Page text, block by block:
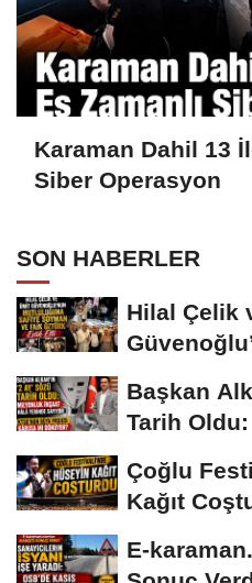
Karaman Dahil 13
Siber Operasyon
SON HABERLER
Hilal Çelik
Başkan
Tarih
Çoğlu
Kağıt
E-